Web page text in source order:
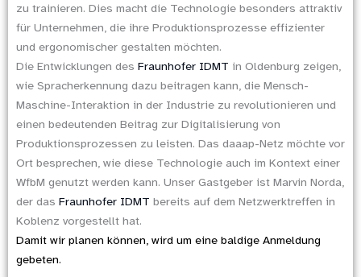
zu trainieren. Dies macht die Technologie besonders attraktiv
für Unternehmen, die ihre Produktionsprozesse effizienter
und ergonomischer gestalten möchten.
Die Entwicklungen des Fraunhofer IDMT in Oldenburg zeigen,
wie Spracherkennung dazu beitragen kann, die Mensch-
Maschine-Interaktion in der Industrie zu revolutionieren und
einen bedeutenden Beitrag zur Digitalisierung von
Produktionsprozessen zu leisten. Das daaap-Netz möchte vor
Ort besprechen, wie diese Technologie auch im Kontext einer
WfbM genutzt werden kann. Unser Gastgeber ist Marvin Norda,
der das Fraunhofer IDMT bereits auf dem Netzwerktreffen in
Koblenz vorgestellt hat.
Damit wir planen können, wird um eine baldige Anmeldung
gebeten.